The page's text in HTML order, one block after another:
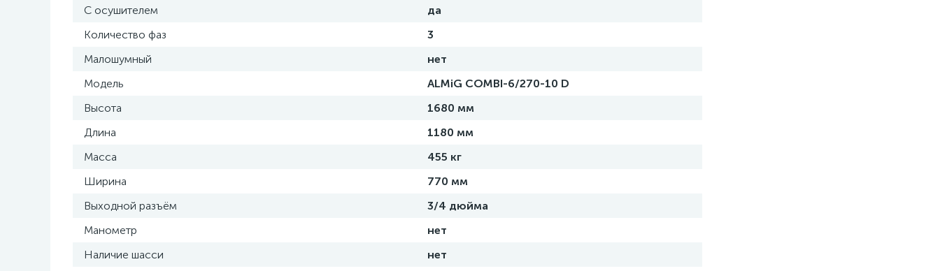
С осушителем
да
Количество фаз
3
Малошумный
нет
Модель
ALMiG COMBI-6/270-10 D
Высота
1680 мм
Длина
1180 мм
Масса
455 кг
Ширина
770 мм
Выходной разъём
3/4 дюйма
Манометр
нет
Наличие шасси
нет